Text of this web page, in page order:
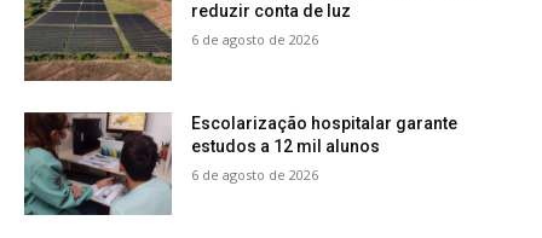
reduzir conta de luz
6 de agosto de 2026
Escolarização hospitalar garante
estudos a 12 mil alunos
6 de agosto de 2026